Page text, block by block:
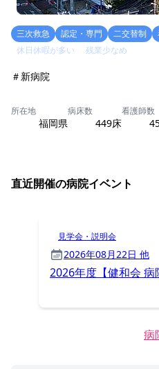
三次救急 認定・専門 二交替制
休日休暇が多い
残業少なめ
＃新病院
所在地
福岡県
病床数
449床
看護師数
直近開催の病院イベント
見学会・説明会
2026年08月22日 他
2026年度【健和会 病
病